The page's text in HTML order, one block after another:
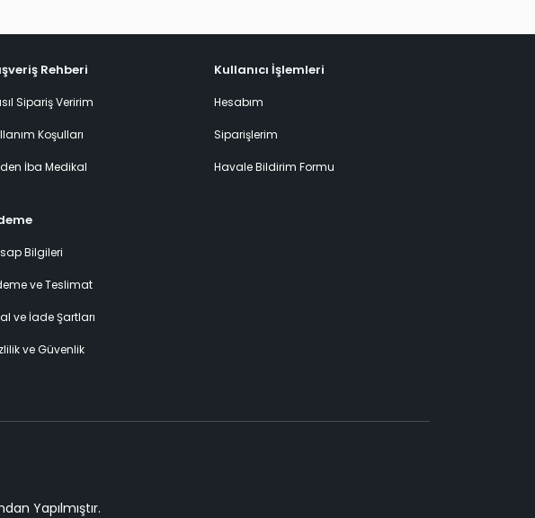
Rehberi
Sipariş Veririm
Koşulları
İba Medikal
Bilgileri
ve Teslimat
ve İade Şartları
ve Güvenlik
Kullanıcı İşlemleri
Hesabım
Siparişlerim
Havale Bildirim Formu
Yapılmıştır.